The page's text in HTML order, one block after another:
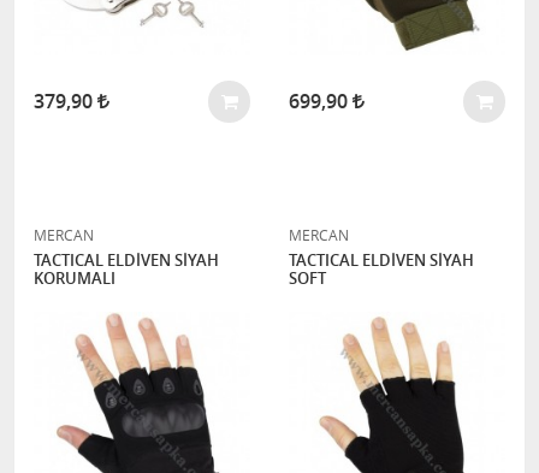
379,90 699,90
MERCAN
TACTICAL ELDİVEN SİYAH
KORUMALI
MERCAN
TACTICAL ELDİVEN SİYAH
SOFT